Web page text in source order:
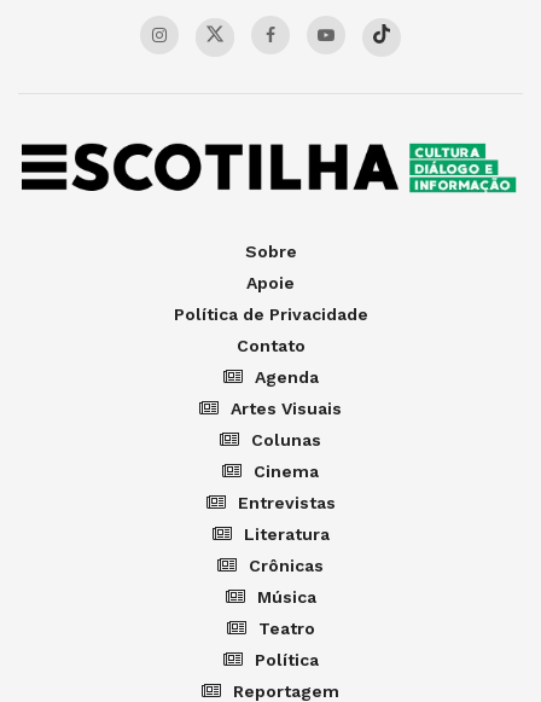
Sobre
Apoie
Política de Privacidade
Contato
Agenda
Artes Visuais
Colunas
Cinema
Entrevistas
Literatura
Crônicas
Música
Teatro
Política
Reportagem